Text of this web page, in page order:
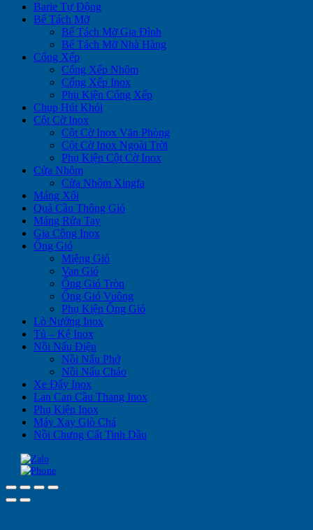
Barie Tự Động
Bể Tách Mỡ
Bể Tách Mỡ Gia Đình
Bể Tách Mỡ Nhà Hàng
Cổng Xếp
Cổng Xếp Nhôm
Cổng Xếp Inox
Phụ Kiện Cổng Xếp
Chụp Hút Khói
Cột Cờ Inox
Cột Cờ Inox Văn Phòng
Cột Cờ Inox Ngoài Trời
Phụ Kiện Cột Cờ Inox
Cửa Nhôm
Cửa Nhôm Xingfa
Máng Xối
Quả Cầu Thông Gió
Máng Rửa Tay
Gia Công Inox
Ống Gió
Miệng Gió
Van Gió
Ống Gió Tròn
Ống Gió Vuông
Phụ Kiện Ống Gió
Lò Nướng Inox
Tủ – Kệ Inox
Nồi Nấu Điện
Nồi Nấu Phở
Nồi Nấu Cháo
Xe Đẩy Inox
Lan Can Cầu Thang Inox
Phụ Kiện Inox
Máy Xay Giò Chả
Nồi Chưng Cất Tinh Dầu